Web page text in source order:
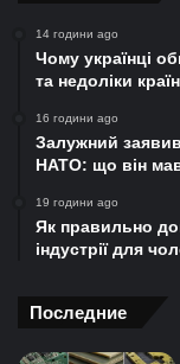
14 години ago
Чому українці
та недоліки
16 години ago
Залужний
НАТО: що він мав
19 години ago
Як правильно
індустрії для
Последние